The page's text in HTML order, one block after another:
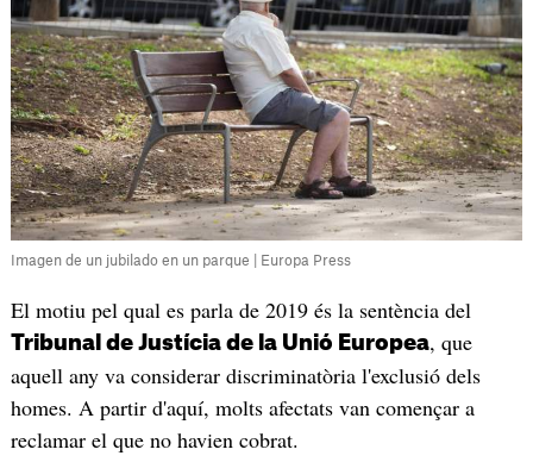
Imagen de un jubilado en un parque | Europa Press
El motiu pel qual es parla de 2019 és la sentència del
Tribunal de Justícia de la Unió Europea, que
aquell any va considerar discriminatòria l'exclusió dels
homes. A partir d'aquí, molts afectats van començar a
reclamar el que no havien cobrat.